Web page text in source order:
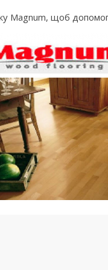
Magnum, щоб